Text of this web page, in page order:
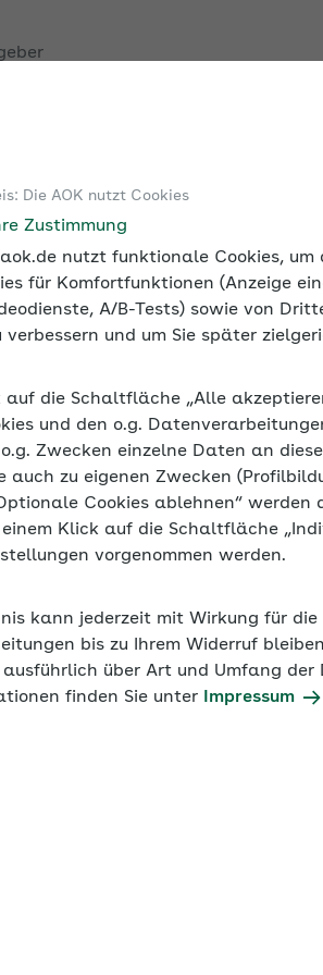
Die AOK nutzt Cookies
Zustimmung
nutzt funktionale Cookies,
für Komfortfunktionen (Anzeige
A/B-Tests) sowie von
verbessern und um Sie später
auf die Schaltfläche „Alle
und den o.g.
Zwecken einzelne Daten an
auch zu eigenen Zwecken
Cookies ablehnen“ werden
Klick auf die Schaltfläche
vorgenommen werden.
kann jederzeit mit Wirkung für
bis zu Ihrem Widerruf
über Art und Umfang
finden Sie unter
Impressum